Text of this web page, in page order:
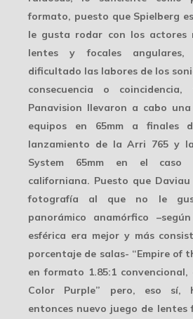
formato, puesto que Spielberg
le gusta rodar con los actores
lentes y focales
dificultado las labores de los
consecuencia o
Panavision llevaron a cabo
equipos en 65mm a finales
lanzamiento de la Arri 765 y
System 65mm en el caso
californiana. Puesto que
fotografía al que no le
panorámico anamórfico
esférica era mejor y más
porcentaje de salas- “Empire of
en formato 1.85:1 convencional,
Color Purple” pero, eso sí,
entonces nuevo juego de